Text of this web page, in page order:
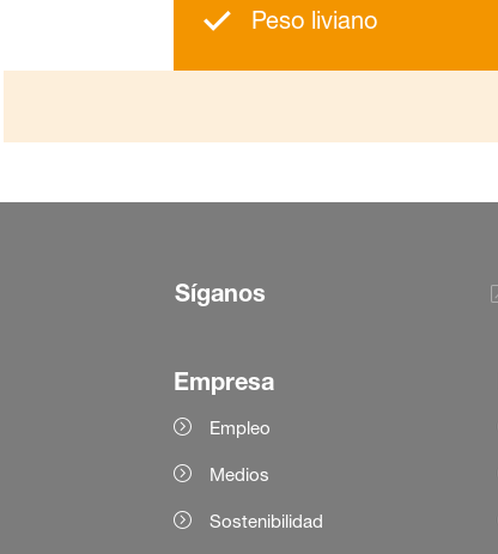
Peso liviano
Síganos
Empresa
Empleo
Medios
Sostenibilidad